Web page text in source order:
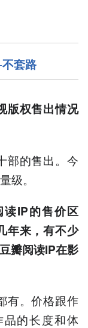
套路
版权售出情况
部的售出。今
级。
IP的售价区
年来，有不少
瓣阅读IP在影
有。价格跟作
的长度和体